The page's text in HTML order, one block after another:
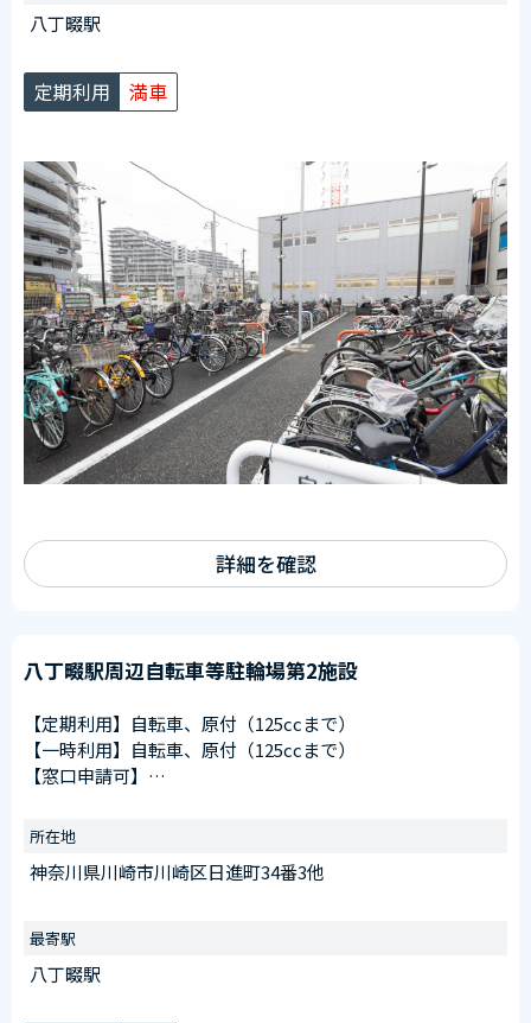
※WEB上で申請される際は八丁畷駅周辺自転車等駐輪場第2
【臨時ステッカー場所】
八丁畷駅
定期利用 満車
詳細を確認
八丁畷駅周辺自転車等駐輪場第2施設
【定期利用】自転車、原付（125ccまで）
【一時利用】自転車、原付（125ccまで）
【窓口申請可】
川崎駅東口第11施設（川崎区日進町28番1）
午前6：30～午後8：00
利用いただけます。
所在地
神奈川県川崎市川崎区日進町34番3他
最寄駅
八丁畷駅